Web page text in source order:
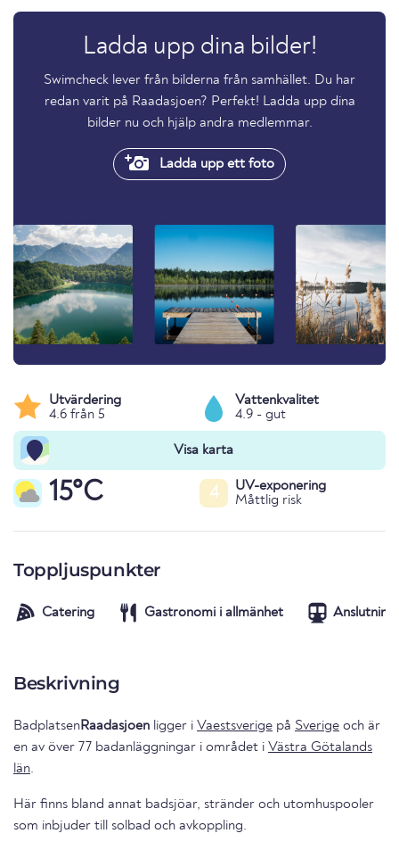
Ladda upp dina bilder!
Swimcheck lever från bilderna från samhället. Du har
redan varit på Raadasjoen? Perfekt! Ladda upp dina
bilder nu och hjälp andra medlemmar.
Ladda upp ett foto
Utvärdering
4.6 från 5
Vattenkvalitet
4.9 - gut
Visa karta
15°C 4
UV-exponering
Måttlig risk
Toppljuspunkter
Catering Gastronomi i allmänhet
Beskrivning
BadplatsenRaadasjoen ligger i Vaestsverige på Sverige och är
en av över 77 badanläggningar i området i Västra Götalands
län.
Här finns bland annat badsjöar, stränder och utomhuspooler
som inbjuder till solbad och avkoppling.